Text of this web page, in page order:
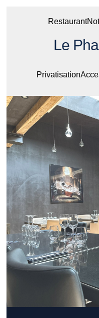
Restaurant
Le
Privatisation